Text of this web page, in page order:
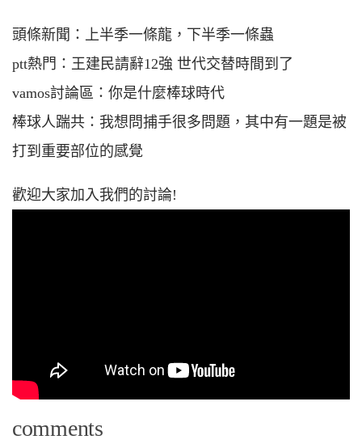
頭條新聞：上半季一條龍，下半季一條蟲
ptt熱門：王建民請辭12強 世代交替時間到了
vamos討論區：你是什麼棒球時代
棒球人踹共：我想問捕手很多問題，其中有一題是被
打到重要部位的感覺
歡迎大家加入我們的討論!
comments